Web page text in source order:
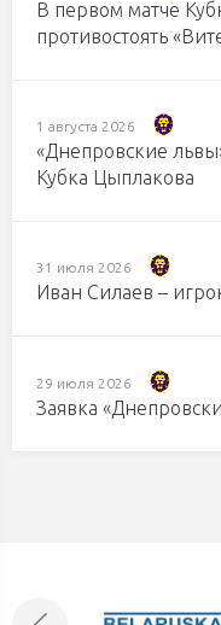
В первом матче
противостоять
1 августа 2026
«Днепровские
Кубка Цыплакова
31 июля 2026
Иван Силаев –
29 июля 2026
Заявка